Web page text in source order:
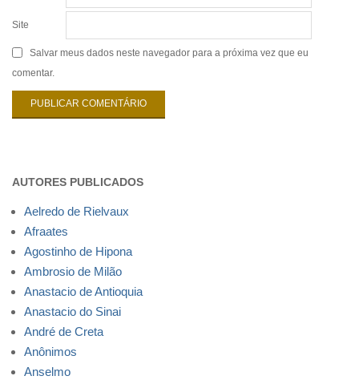
Site
Salvar meus dados neste navegador para a próxima vez que eu
comentar.
AUTORES PUBLICADOS
Aelredo de Rielvaux
Afraates
Agostinho de Hipona
Ambrosio de Milão
Anastacio de Antioquia
Anastacio do Sinai
André de Creta
Anônimos
Anselmo